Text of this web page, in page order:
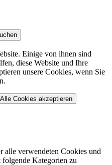
Einige von ihnen sind
diese Website und Ihre
unsere Cookies, wenn Sie
Alle Cookies akzeptieren
alle verwendeten Cookies und
Kategorien zu